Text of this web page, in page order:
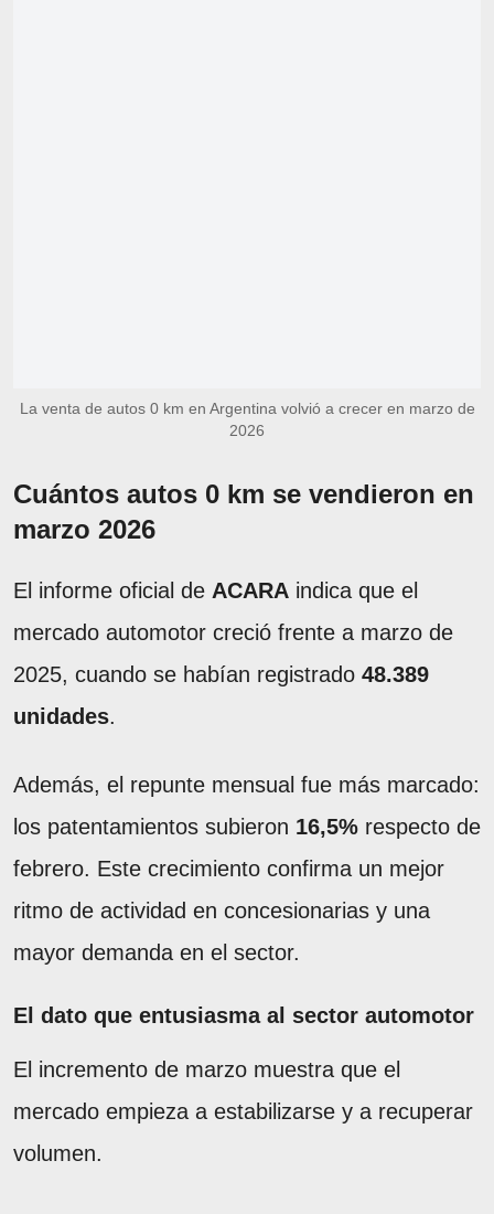
La venta de autos 0 km en Argentina volvió a crecer en marzo de
2026
Cuántos autos 0 km se vendieron en
marzo 2026
El informe oficial de ACARA indica que el
mercado automotor creció frente a marzo de
2025, cuando se habían registrado 48.389
unidades.
Además, el repunte mensual fue más marcado:
los patentamientos subieron 16,5% respecto de
febrero. Este crecimiento confirma un mejor
ritmo de actividad en concesionarias y una
mayor demanda en el sector.
El dato que entusiasma al sector automotor
El incremento de marzo muestra que el
mercado empieza a estabilizarse y a recuperar
volumen.